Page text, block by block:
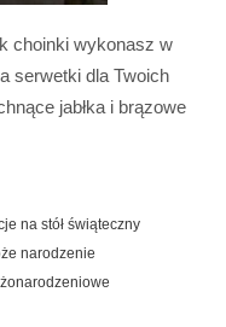
choinki wykonasz w
serwetki dla Twoich
jabłka i brązowe
na stół świąteczny
narodzenie